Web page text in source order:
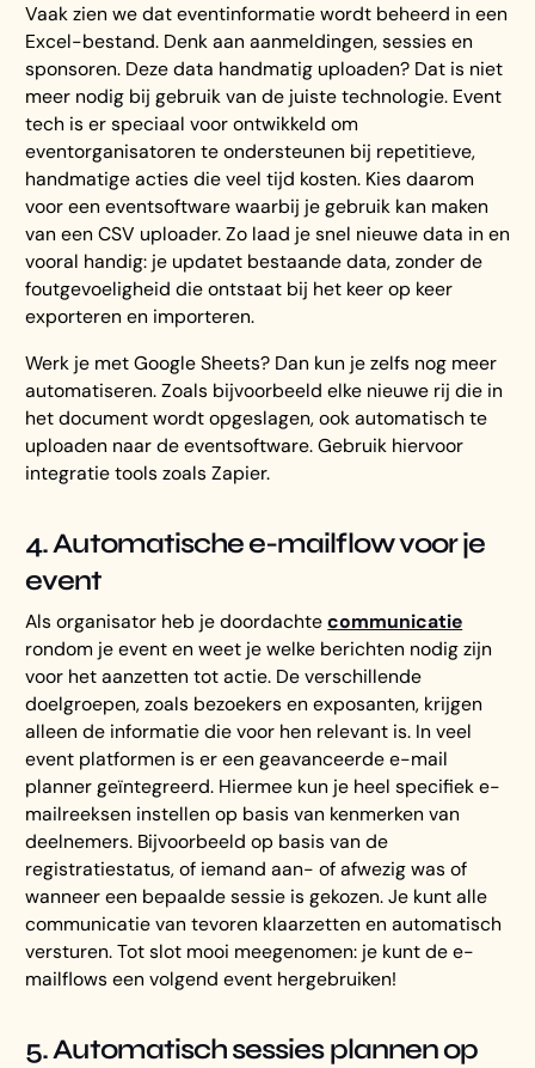
Vaak zien we dat eventinformatie wordt beheerd in een
Excel-bestand. Denk aan aanmeldingen, sessies en
sponsoren. Deze data handmatig uploaden? Dat is niet
meer nodig bij gebruik van de juiste technologie. Event
tech is er speciaal voor ontwikkeld om
eventorganisatoren te ondersteunen bij repetitieve,
handmatige acties die veel tijd kosten. Kies daarom
voor een eventsoftware waarbij je gebruik kan maken
van een CSV uploader. Zo laad je snel nieuwe data in en
vooral handig: je updatet bestaande data, zonder de
foutgevoeligheid die ontstaat bij het keer op keer
exporteren en importeren.
Werk je met Google Sheets? Dan kun je zelfs nog meer
automatiseren. Zoals bijvoorbeeld elke nieuwe rij die in
het document wordt opgeslagen, ook automatisch te
uploaden naar de eventsoftware. Gebruik hiervoor
integratie tools zoals Zapier.
4. Automatische e-mailflow voor je
event
Als organisator heb je doordachtecommunicatie
rondom je event en weet je welke berichten nodig zijn
voor het aanzetten tot actie. De verschillende
doelgroepen, zoals bezoekers en exposanten, krijgen
alleen de informatie die voor hen relevant is. In veel
event platformen is er een geavanceerde e-mail
planner geïntegreerd. Hiermee kun je heel specifiek e-
mailreeksen instellen op basis van kenmerken van
deelnemers. Bijvoorbeeld op basis van de
registratiestatus, of iemand aan- of afwezig was of
wanneer een bepaalde sessie is gekozen. Je kunt alle
communicatie van tevoren klaarzetten en automatisch
versturen. Tot slot mooi meegenomen: je kunt de e-
mailflows een volgend event hergebruiken!
5. Automatisch sessies plannen op